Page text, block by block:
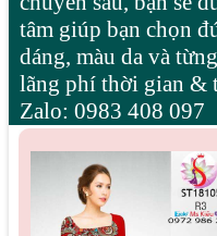
tâm giúp bạn chọn
dáng, màu da và
lãng phí thời gian &
Zalo: 0983 408 097